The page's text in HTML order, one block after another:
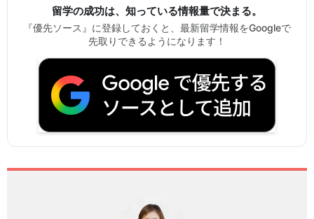
留学の成功は、知っている情報量で決まる。
『優先ソース』に登録しておくと、最新留学情報をGoogleで
先取りできるようになります！